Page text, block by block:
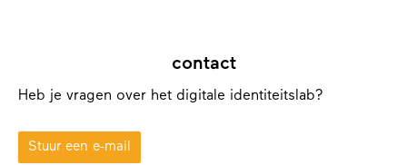
contact
Heb je vragen over het digitale identiteitslab?
Stuur een e-mail